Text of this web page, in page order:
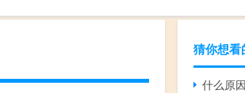
猜你想看
什么原